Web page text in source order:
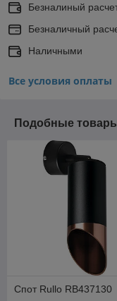
Безналиный
Безналичный
Наличными
Все условия оплаты
Подобные
Спот Rullo RB437130